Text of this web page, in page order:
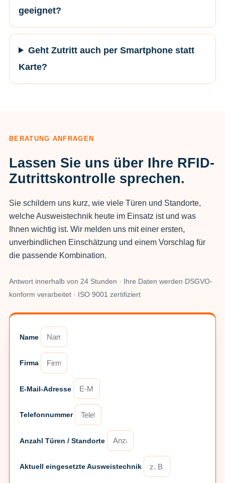
geeignet?
Geht Zutritt auch per Smartphone statt
Karte?
BERATUNG ANFRAGEN
Lassen Sie uns über Ihre RFID-
Zutrittskontrolle sprechen.
Sie schildern uns kurz, wie viele Türen und Standorte,
welche Ausweistechnik heute im Einsatz ist und was
Ihnen wichtig ist. Wir melden uns mit einer ersten,
unverbindlichen Einschätzung und einem Vorschlag für
die passende Kombination.
Antwort innerhalb von 24 Stunden · Ihre Daten werden DSGVO-
konform verarbeitet · ISO 9001 zertifiziert
Name
Firma
E-Mail-Adresse
Telefonnummer
Anzahl Türen / Standorte
Aktuell eingesetzte Ausweistechnik